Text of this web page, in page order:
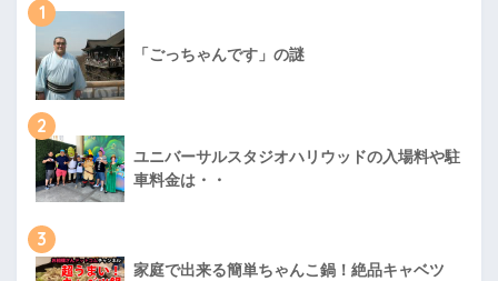
1
「ごっちゃんです」の謎
2
ユニバーサルスタジオハリウッドの入場料や駐
車料金は・・
3
家庭で出来る簡単ちゃんこ鍋！絶品キャベツ